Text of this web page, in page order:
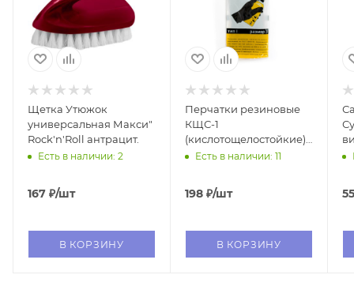
Щетка Утюжок
универсальная Макси"
Rock'n'Roll антрацит.
Есть в наличии: 2
167 ₽/шт
В КОРЗИНУ
Перчатки резиновые
КЩС-1
(кислотощелостойкие)
размер (3)
Есть в наличии: 11
198 ₽/шт
В КОРЗИНУ
55